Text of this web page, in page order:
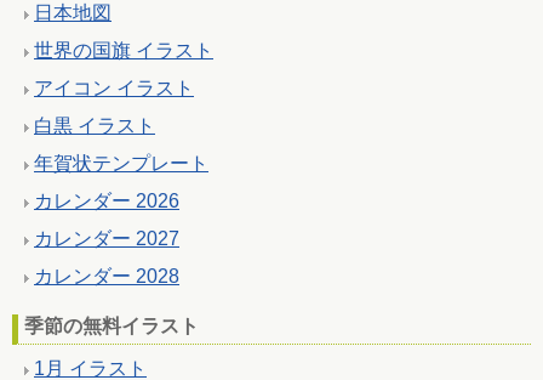
日本地図
世界の国旗 イラスト
アイコン イラスト
白黒 イラスト
年賀状テンプレート
カレンダー 2026
カレンダー 2027
カレンダー 2028
季節の無料イラスト
1月 イラスト